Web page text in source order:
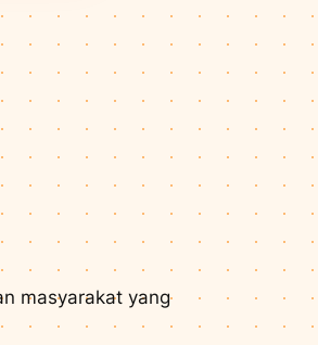
masyarakat yang